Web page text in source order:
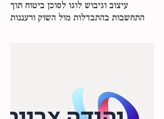
עיצוב וגיבוש לוגו לסוכן ביטוח תוך
התחשבות בהתבדלות מול השוק ורעננות